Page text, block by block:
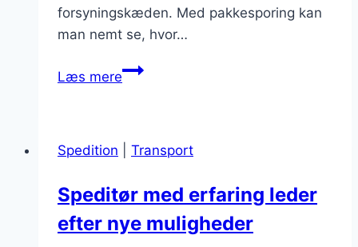
forsyningskæden. Med pakkesporing kan
man nemt se, hvor…
Læs merePakkesporing:
det
Spedition Transport
Speditør med erfaring leder
efter nye muligheder